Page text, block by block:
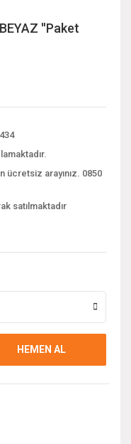
''Paket
ücretsiz arayınız. 0850
satılmaktadır
HEMEN AL